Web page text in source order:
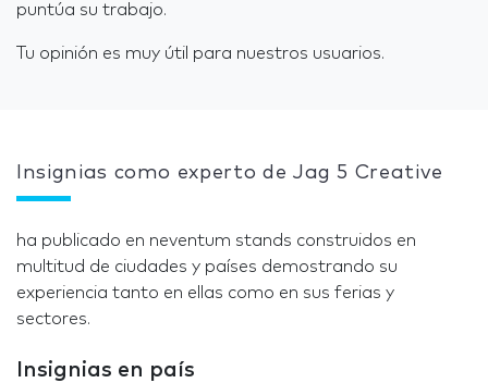
puntúa su trabajo.
Tu opinión es muy útil para nuestros usuarios.
Insignias como experto de Jag 5 Creative
ha publicado en neventum stands construidos en
multitud de ciudades y países demostrando su
experiencia tanto en ellas como en sus ferias y
sectores.
Insignias en país